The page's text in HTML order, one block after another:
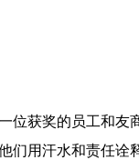
位获奖的员工和友
们用汗水和责任诠